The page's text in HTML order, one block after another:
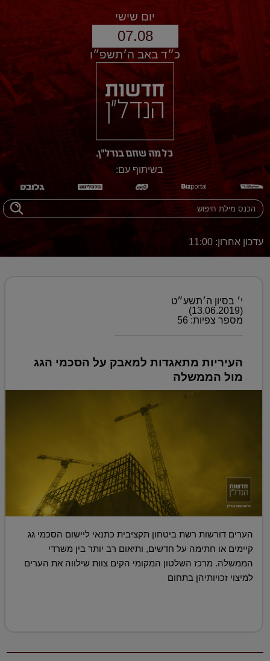
יום שישי
07.08
כ״ד באב ה׳תשפ״ו
בשיתוף עם:
עדכון אחרון: 11:00
י׳ בסיון ה׳תשע״ט
(13.06.2019)
מספר צפיות: 56
העיריות מתאגדות למאבק על הסכמי הגג
מול הממשלה
הערים דורשות רשת ביטחון תקציבית כתנאי ליישום הסכמי גג
קיימים או חתימה על חדשים, ותיאום רב יותר בין משרדי
הממשלה. מרכז השלטון המקומי הקים צוות שילווה את הערים
למיצוי זכויותיהן בתחום